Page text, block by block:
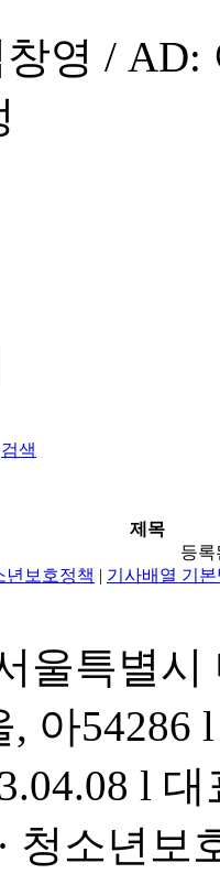
영 /
검색
제목
등록
년보호정책 | 기사배열 기
울특별
아54286
l
청소년보